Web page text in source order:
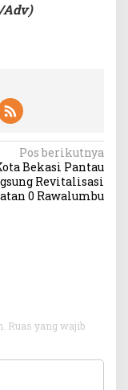
Adv)
Pos berikutnya
Bekasi Pantau
Revitalisasi
0 Rawalumbu
Ruas yang wajib